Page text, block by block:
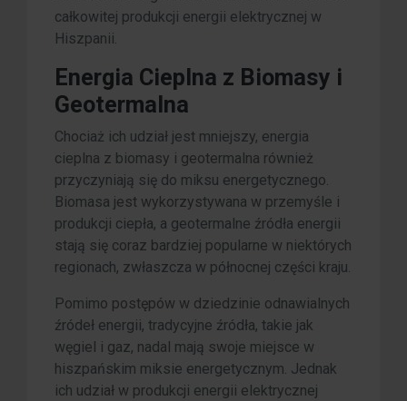
całkowitej produkcji energii elektrycznej w
Hiszpanii.
Energia Cieplna z Biomasy i
Geotermalna
Chociaż ich udział jest mniejszy, energia
cieplna z biomasy i geotermalna również
przyczyniają się do miksu energetycznego.
Biomasa jest wykorzystywana w przemyśle i
produkcji ciepła, a geotermalne źródła energii
stają się coraz bardziej popularne w niektórych
regionach, zwłaszcza w północnej części kraju.
Pomimo postępów w dziedzinie odnawialnych
źródeł energii, tradycyjne źródła, takie jak
węgiel i gaz, nadal mają swoje miejsce w
hiszpańskim miksie energetycznym. Jednak
ich udział w produkcji energii elektrycznej